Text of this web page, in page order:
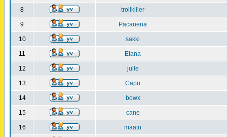
8 trollkiller
9 Pacanenä
10 sakki
11 Etana
12 julle
13 Capu
14 bowx
15 cane
16 maatu